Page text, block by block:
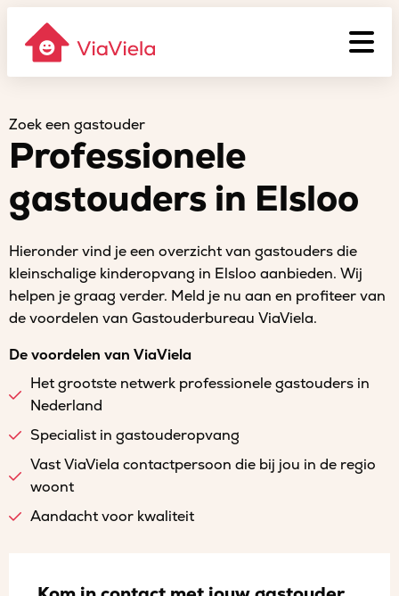
Zoek een gastouder
Professionele
gastouders in Elsloo
Hieronder vind je een overzicht van gastouders die
kleinschalige kinderopvang in Elsloo aanbieden. Wij
helpen je graag verder. Meld je nu aan en profiteer van
de voordelen van Gastouderbureau ViaViela.
De voordelen van ViaViela
Het grootste netwerk professionele gastouders in
Nederland
Specialist in gastouderopvang
Vast ViaViela contactpersoon die bij jou in de regio
woont
Aandacht voor kwaliteit